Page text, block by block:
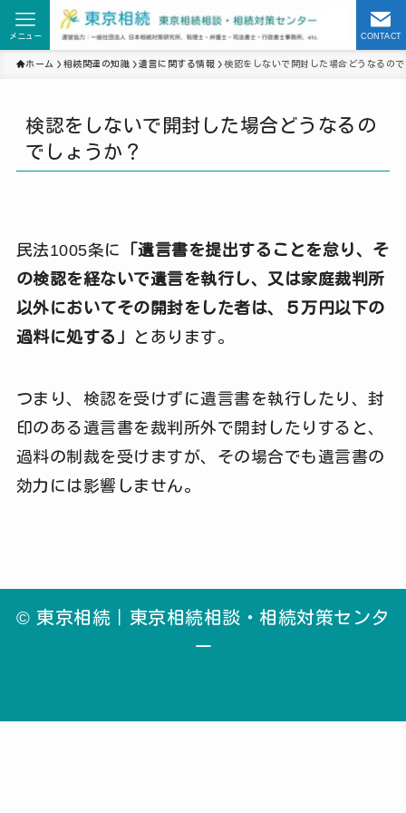
CONTACT
メニュー
ホーム 相続関連の知識 遺言に関する情報 検認をしないで開封した場合どうなるの
検認をしないで開封した場合どうなるの
でしょうか？
民法1005条に
「遺言書を提出することを怠り、そ
の検認を経ないで遺言を執行し、又は家庭裁判所
以外においてその開封をした者は、５万円以下の
過料に処する」
とあります。
つまり、検認を受けずに遺言書を執行したり、封
印のある遺言書を裁判所外で開封したりすると、
過料の制裁を受けますが、その場合でも遺言書の
効力には影響しません。
© 東京相続｜東京相続相談・相続対策センタ
ー